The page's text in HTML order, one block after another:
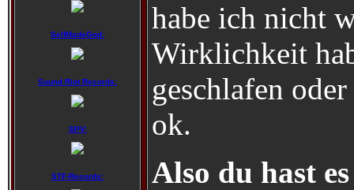
SelfMadeGod:
Sound Riot Records:
SPV:
STF-Records:
habe ich nicht
Wirklichkeit
geschlafen
ok.
Also du hast